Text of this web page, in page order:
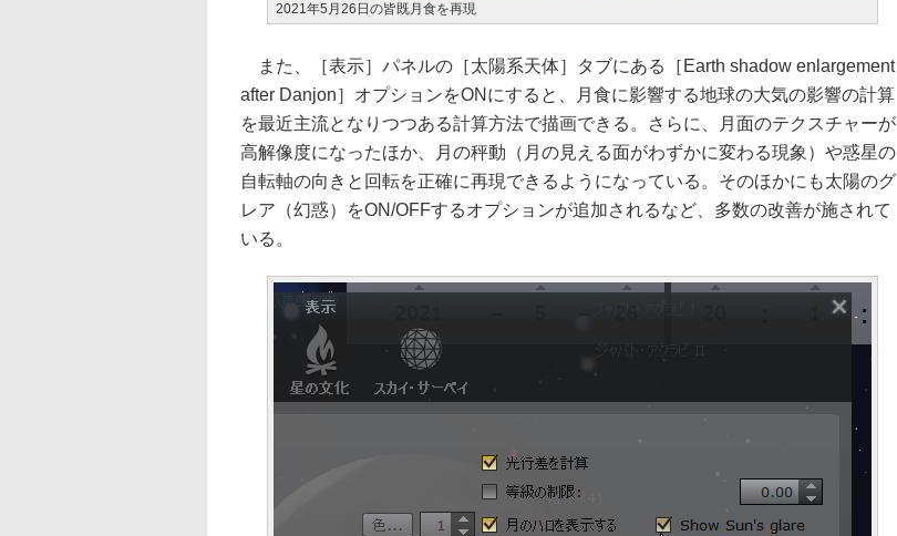
2021年5月26日の皆既月食を再現
また、［表示］パネルの［太陽系天体］タブにある［Earth shadow enlargement
after Danjon］オプションをONにすると、月食に影響する地球の大気の影響の計算
を最近主流となりつつある計算方法で描画できる。さらに、月面のテクスチャーが
高解像度になったほか、月の秤動（月の見える面がわずかに変わる現象）や惑星の
自転軸の向きと回転を正確に再現できるようになっている。そのほかにも太陽のグ
レア（幻惑）をON/OFFするオプションが追加されるなど、多数の改善が施されて
いる。